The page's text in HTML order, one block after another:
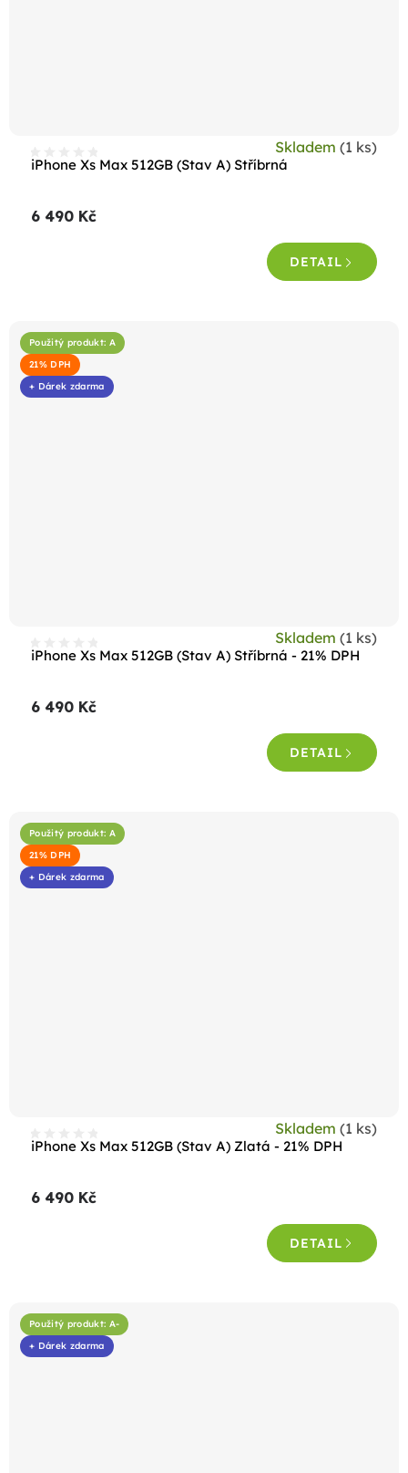
iPhone Xs Max 512GB (Stav A) Stříbrná
Skladem (1 ks)
6 490 Kč
DETAIL
Použitý produkt: A
21% DPH
+ Dárek zdarma
iPhone Xs Max 512GB (Stav A) Stříbrná - 21% DPH
Skladem (1 ks)
6 490 Kč
DETAIL
Použitý produkt: A
21% DPH
+ Dárek zdarma
iPhone Xs Max 512GB (Stav A) Zlatá - 21% DPH
Skladem (1 ks)
6 490 Kč
DETAIL
Použitý produkt: A-
+ Dárek zdarma